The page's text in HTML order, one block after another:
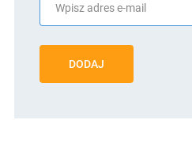
DODAJ